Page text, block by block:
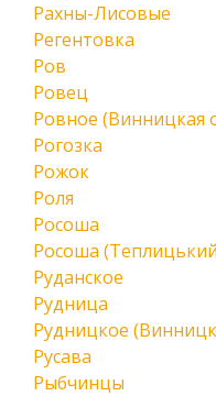
Рахны-Лисовые
Регентовка
Ров
Ровец
Ровное (Винницкая
Рогозка
Рожок
Роля
Росоша
Росоша
Руданское
Рудница
Рудницкое
Русава
Рыбчинцы